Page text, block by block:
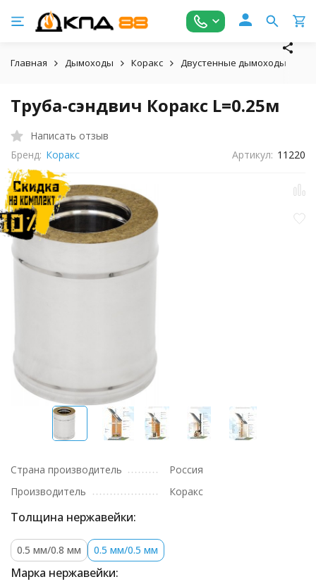
Главная Дымоходы Коракс Двустенные дымоходы
Труба-сэндвич Коракс L=0.25м
Написать отзыв
Бренд: Коракс Артикул: 11220
Страна производитель
Россия
Производитель
Коракс
Толщина нержавейки:
0.5 мм/0.8 мм 0.5 мм/0.5 мм
Марка нержавейки: